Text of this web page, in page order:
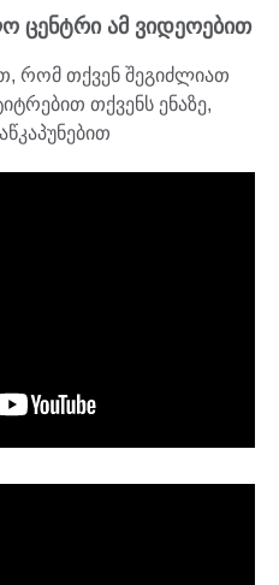
ცენტრი ამ ვიდეოებით
რომ თქვენ შეგიძლიათ
თქვენს ენაზე,